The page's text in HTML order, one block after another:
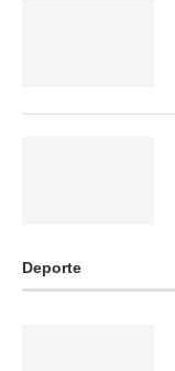
Deporte